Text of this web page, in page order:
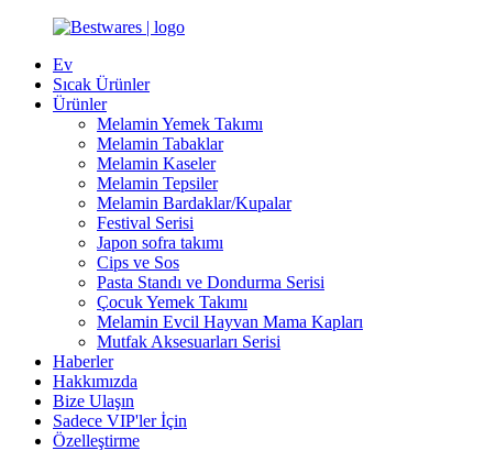
Ev
Sıcak Ürünler
Ürünler
Melamin Yemek Takımı
Melamin Tabaklar
Melamin Kaseler
Melamin Tepsiler
Melamin Bardaklar/Kupalar
Festival Serisi
Japon sofra takımı
Cips ve Sos
Pasta Standı ve Dondurma Serisi
Çocuk Yemek Takımı
Melamin Evcil Hayvan Mama Kapları
Mutfak Aksesuarları Serisi
Haberler
Hakkımızda
Bize Ulaşın
Sadece VIP'ler İçin
Özelleştirme